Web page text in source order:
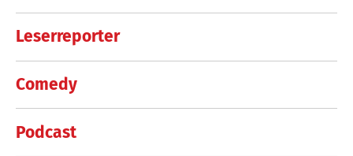
Leserreporter
Comedy
Podcast